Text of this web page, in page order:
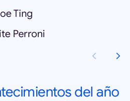
Ting
Perroni
del año